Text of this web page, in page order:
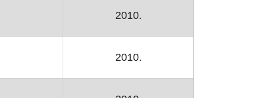
2010.
2010.